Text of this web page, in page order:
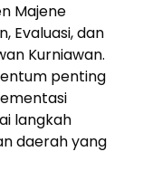
Majene
Evaluasi, dan
Kurniawan.
penting
langkah
daerah yang